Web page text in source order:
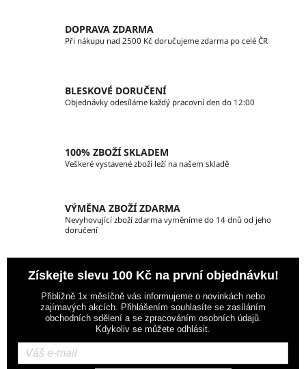
í
p
k
y
p
i
u
í
DOPRAVA ZDARMA
Při nákupu nad 2500 Kč doručujeme zdarma po celé ČR
BLESKOVÉ DORUČENÍ
Objednávky odesíláme každý pracovní den do 12:00
100% ZBOŽÍ SKLADEM
Veškeré vystavené zboží leží na našem skladě
VÝMĚNA ZBOŽÍ ZDARMA
Nevyhovující zboží zdarma vyměníme do 14 dnů od jeho
doručení
Získejte slevu 100 Kč na první objednávku!
Přibližně 1x měsíčně vás informujeme o novinkách nebo
zajímavých akcích. Přihlášením souhlasíte se zasíláním
obchodních sdělení a se zpracováním osobních údajů.
Kdykoliv se můžete odhlásit.